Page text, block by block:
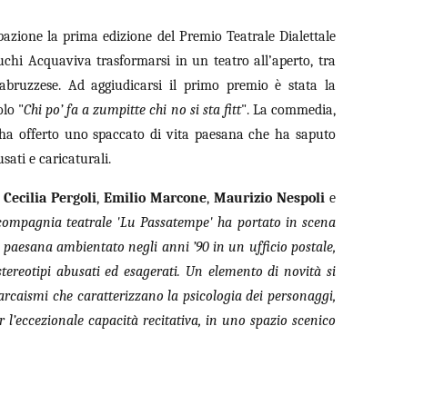
la prima edizione del Premio Teatrale Dialettale
Acquaviva trasformarsi in un teatro all’aperto, tra
Ad aggiudicarsi il primo premio è stata la
"Chi po’ fa a zumpitte chi no si sta fitt". La commedia,
offerto uno spaccato di vita paesana che ha saputo
e caricaturali.
Cecilia Pergoli, Emilio Marcone, Maurizio Nespolie
teatrale 'Lu Passatempe' ha portato in scena
ambientato negli anni ’90 in un ufficio postale,
abusati ed esagerati. Un elemento di novità si
che caratterizzano la psicologia dei personaggi,
capacità recitativa, in uno spazio scenico